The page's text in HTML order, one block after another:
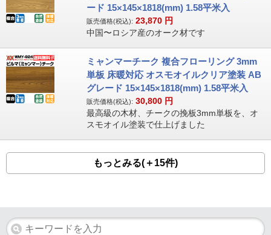
ード 15×145×1818(mm) 1.58平米入
販売価格(税込): 23,870 円
中国〜ロシア産のオーク材です
ミャンマーチーク 複合フローリング 3mm
単板 床暖対応 オスモオイルクリア塗装 AB
グレード 15×145×1818(mm) 1.58平米入
販売価格(税込): 30,800 円
最高級の木材、チークの挽板3mm単板を、オ
スモオイル塗装で仕上げました
もっとみる(＋15件)